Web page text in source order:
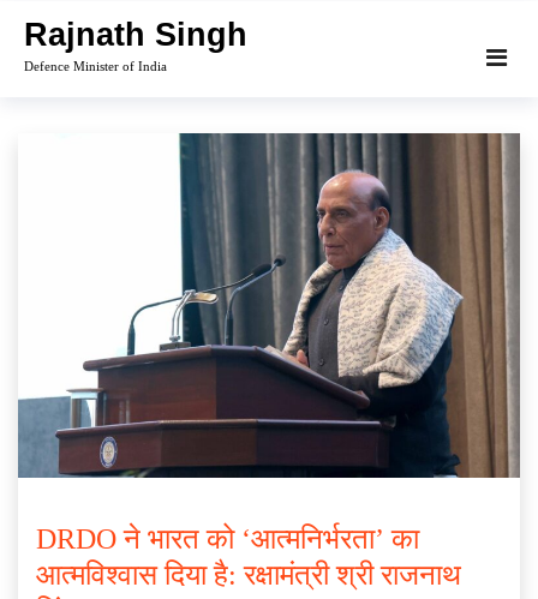
content
Rajnath Singh
Defence Minister of India
DRDO ने भारत को ‘आत्मनिर्भरता’ का
आत्मविश्वास दिया है: रक्षामंत्री श्री राजनाथ